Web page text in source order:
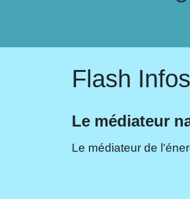
Flash Infos
Le médiateur
Le médiateur de